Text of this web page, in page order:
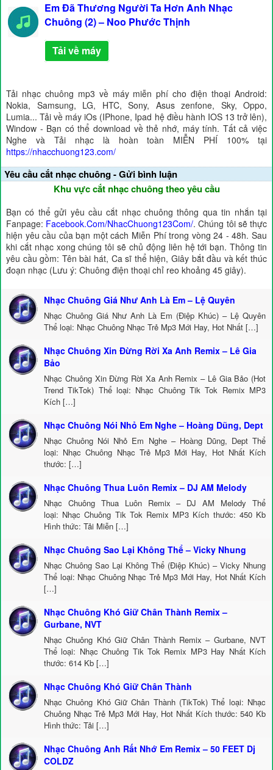
Em Đã Thương Người Ta Hơn Anh Nhạc
Chuông (2) – Noo Phước Thịnh
Tải về máy
Tải nhạc chuông mp3 về máy miễn phí cho điện thoại Android:
Nokia, Samsung, LG, HTC, Sony, Asus zenfone, Sky, Oppo,
Lumia... Tải về máy iOs (IPhone, Ipad hệ điều hành IOS 13 trở lên),
Window - Bạn có thể download về thẻ nhớ, máy tính. Tất cả việc
Nghe và Tải nhạc là hoàn toàn MIỄN PHÍ 100% tại
https://nhacchuong123.com/
Yêu cầu cắt nhạc chuông - Gửi bình luận
Khu vực cắt nhạc chuông theo yêu cầu
Bạn có thể gửi yêu cầu cắt nhạc chuông thông qua tin nhắn tại
Fanpage: Facebook.Com/NhacChuong123Com/. Chúng tôi sẽ thực
hiện yêu cầu của bạn một cách Miễn Phí trong vòng 24 - 48h. Sau
khi cắt nhạc xong chúng tôi sẽ chủ động liên hệ tới bạn. Thông tin
yêu cầu gồm: Tên bài hát, Ca sĩ thể hiện, Giây bắt đầu và kết thúc
đoạn nhạc (Lưu ý: Chuông điện thoại chỉ reo khoảng 45 giây).
Nhạc Chuông Giá Như Anh Là Em – Lệ Quyên
Nhạc Chuông Giá Như Anh Là Em (Điệp Khúc) – Lệ Quyên
Thể loại: Nhạc Chuông Nhạc Trẻ Mp3 Mới Hay, Hot Nhất […]
Nhạc Chuông Xin Đừng Rời Xa Anh Remix – Lê Gia
Bảo
Nhạc Chuông Xin Đừng Rời Xa Anh Remix – Lê Gia Bảo (Hot
Trend TikTok) Thể loại: Nhạc Chuông Tik Tok Remix MP3
Kích […]
Nhạc Chuông Nói Nhỏ Em Nghe – Hoàng Dũng, Dept
Nhạc Chuông Nói Nhỏ Em Nghe – Hoàng Dũng, Dept Thể
loại: Nhạc Chuông Nhạc Trẻ Mp3 Mới Hay, Hot Nhất Kích
thước: […]
Nhạc Chuông Thua Luôn Remix – DJ AM Melody
Nhạc Chuông Thua Luôn Remix – DJ AM Melody Thể
loại: Nhạc Chuông Tik Tok Remix MP3 Kích thước: 450 Kb
Hình thức: Tải Miễn […]
Nhạc Chuông Sao Lại Không Thể – Vicky Nhung
Nhạc Chuông Sao Lại Không Thể (Điệp Khúc) – Vicky Nhung
Thể loại: Nhạc Chuông Nhạc Trẻ Mp3 Mới Hay, Hot Nhất Kích
[…]
Nhạc Chuông Khó Giữ Chân Thành Remix –
Gurbane, NVT
Nhạc Chuông Khó Giữ Chân Thành Remix – Gurbane, NVT
Thể loại: Nhạc Chuông Tik Tok Remix MP3 Hay Nhất Kích
thước: 614 Kb […]
Nhạc Chuông Khó Giữ Chân Thành
Nhạc Chuông Khó Giữ Chân Thành (TikTok) Thể loại: Nhạc
Chuông Nhạc Trẻ Mp3 Mới Hay, Hot Nhất Kích thước: 540 Kb
Hình thức: Tải […]
Nhạc Chuông Anh Rất Nhớ Em Remix – 50 FEET Dj
COLDZ